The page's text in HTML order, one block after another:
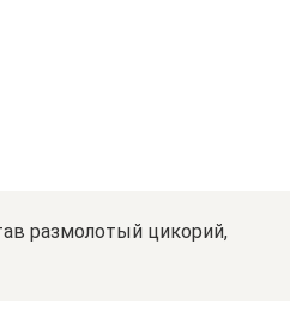
размолотый цикорий,